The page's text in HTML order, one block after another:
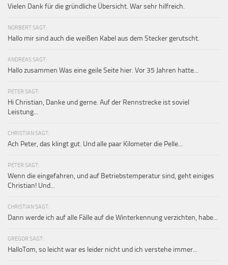
Vielen Dank für die gründliche Übersicht. War sehr hilfreich.
NORBERT SAGT:
Hallo mir sind auch die weißen Kabel aus dem Stecker gerutscht.
ANDREAS SAGT:
Hallo zusammen Was eine geile Seite hier. Vor 35 Jahren hatte...
PETER SAGT:
Hi Christian, Danke und gerne. Auf der Rennstrecke ist soviel
Leistung...
CHRISTIAN SAGT:
Ach Peter, das klingt gut. Und alle paar Kilometer die Pelle...
PETER SAGT:
Wenn die eingefahren, und auf Betriebstemperatur sind, geht einiges
Christian! Und...
CHRISTIAN SAGT:
Dann werde ich auf alle Fälle auf die Winterkennung verzichten, habe...
GREGOR SAGT:
HalloTom, so leicht war es leider nicht und ich verstehe immer...